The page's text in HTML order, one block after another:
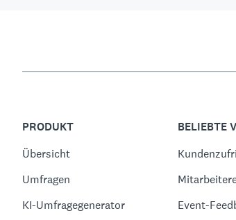
PRODUKT
Übersicht
Umfragen
KI-Umfragegenerator
BELIEBTE
Event-